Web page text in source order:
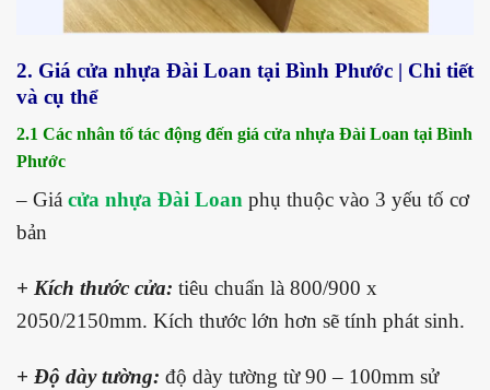
2. Giá cửa nhựa Đài Loan tại Bình Phước | Chi tiết
và cụ thể
2.1 Các nhân tố tác động đến giá cửa nhựa Đài Loan tại Bình
Phước
– Giá cửa nhựa Đài Loan phụ thuộc vào 3 yếu tố cơ
bản
+ Kích thước cửa: tiêu chuẩn là 800/900 x
2050/2150mm. Kích thước lớn hơn sẽ tính phát sinh.
+ Độ dày tường: độ dày tường từ 90 – 100mm sử